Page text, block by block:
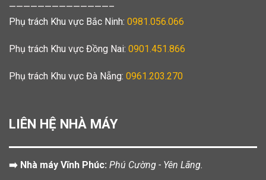
——————————————–
Phụ trách Khu vực Bắc Ninh: 0981.056.066
Phụ trách Khu vực Đồng Nai: 0901.451.866
Phụ trách Khu vực Đà Nẵng: 0961.203.270
LIÊN HỆ NHÀ MÁY
➡️ Nhà máy Vĩnh Phúc: Phú Cường - Yên Lãng.